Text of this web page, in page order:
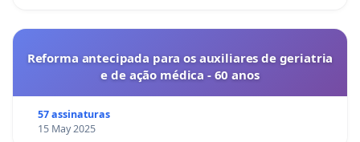
Reforma antecipada para os auxiliares de geriatria
e de ação médica - 60 anos
57 assinaturas
15 May 2025